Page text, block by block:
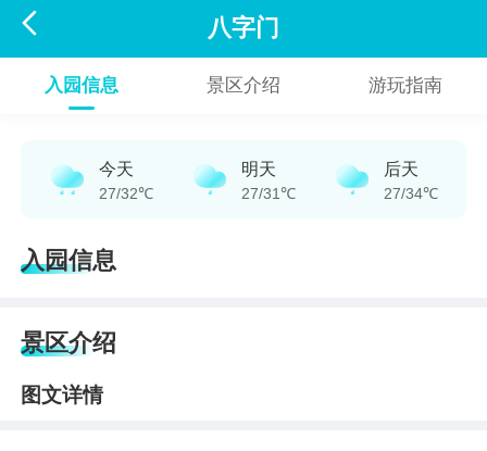
 八字门
入园信息 景区介绍 游玩指南
今天
27/32℃
明天
27/31℃
后天
27/34℃
入园信息
景区介绍
图文详情